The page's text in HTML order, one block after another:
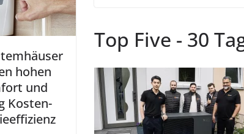
hohen
und
Kosten-
Top Five - 30